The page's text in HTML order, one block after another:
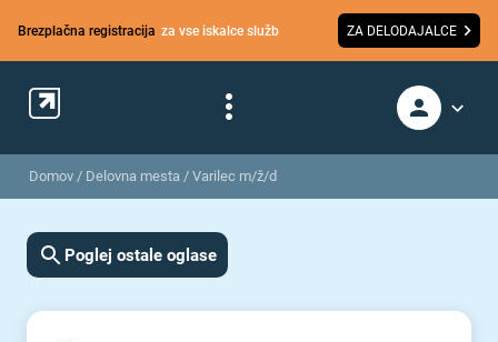
Brezplačna registracija za vse iskalce služb ZA DELODAJALCE
Domov / Delovna mesta / Varilec m/ž/d
Poglej ostale oglase